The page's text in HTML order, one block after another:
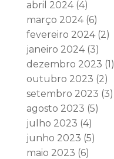
abril 2024(4)
março 2024(6)
fevereiro 2024(2)
janeiro 2024(3)
dezembro 2023 (1)
outubro 2023 (2)
setembro 2023 (3)
agosto 2023 (5)
julho 2023 (4)
junho 2023 (5)
maio 2023 (6)